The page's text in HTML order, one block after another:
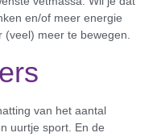
en/of meer energie
meer te bewegen.
van het aantal
uurtje sport. En de